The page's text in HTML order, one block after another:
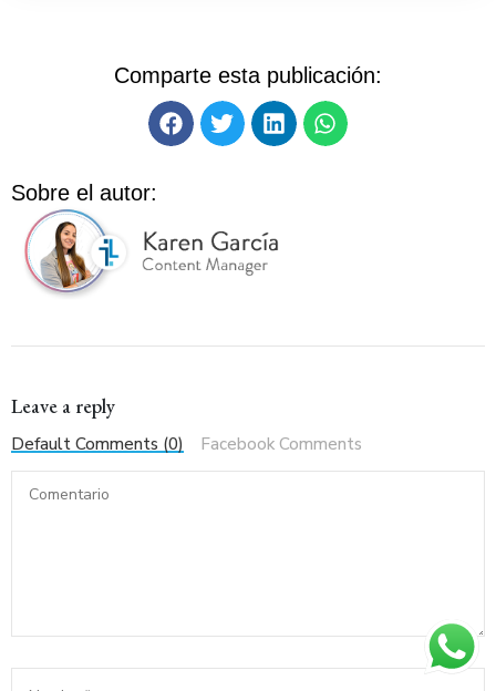
Comparte esta publicación:
Sobre el autor:
Leave a reply
Default Comments (0) Facebook Comments